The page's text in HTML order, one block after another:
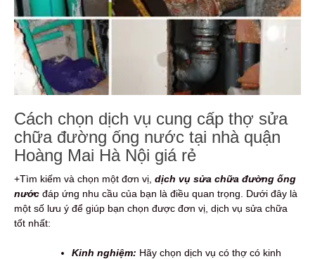
Cách chọn dịch vụ cung cấp thợ sửa
chữa đường ống nước tại nhà quận
Hoàng Mai Hà Nội giá rẻ
+Tìm kiếm và chọn một đơn vị, dịch vụ sửa chữa đường ống
nước đáp ứng nhu cầu của bạn là điều quan trọng. Dưới đây là
một số lưu ý để giúp bạn chọn được đơn vị, dịch vụ sửa chữa
tốt nhất:
Kinh nghiệm: Hãy chọn dịch vụ có thợ có kinh